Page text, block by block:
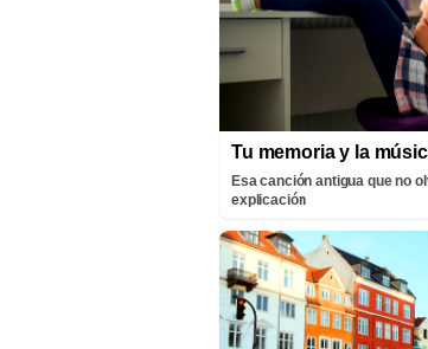
Tu memoria y la
Esa canción antigua que no
explicación